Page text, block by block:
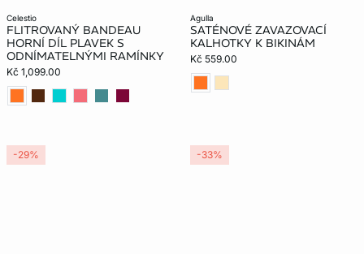
celestio
FLITROVANÝ BANDEAU
HORNÍ DÍL PLAVEK S
ODNÍMATELNÝMI RAMÍNKY
Kč 1,099.00
agulla
SATÉNOVÉ ZAVAZOVACÍ
KALHOTKY K BIKINÁM
Kč 559.00
-29% -33%